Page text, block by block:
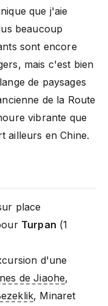
que j'aie
beaucoup
sont encore
mais c'est bien
de paysages
de la Route
vibrante que
ailleurs en Chine.
place
Turpan (1
d'une
de Jiaohe,
, Minaret